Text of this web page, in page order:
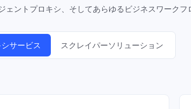
ントプロキシ、そしてあらゆるビジネスワークフ
サービス スクレイパーソリューション